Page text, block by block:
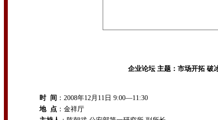
企业论坛 主题：市场开拓 破
时 间 ：2008年12月11日 9:00—11:30
地 点 ：金祥厅